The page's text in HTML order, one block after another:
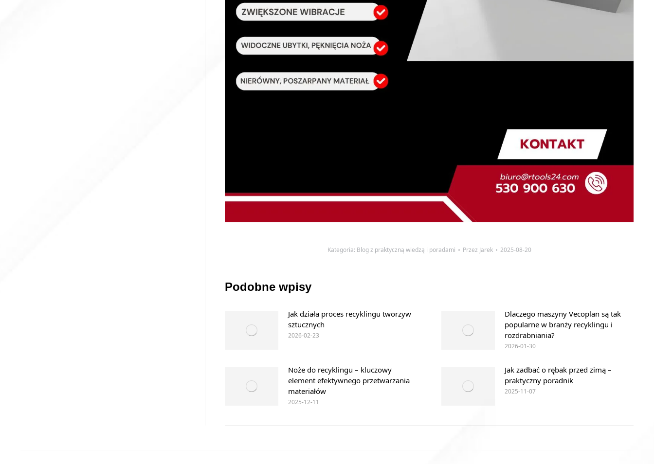
Kategoria: Blog z praktyczną wiedzą i poradami Przez Jarek 2025-08-20
Podobne wpisy
Jak działa proces recyklingu tworzyw
sztucznych
2026-02-23
Dlaczego maszyny Vecoplan są tak
popularne w branży recyklingu i
rozdrabniania?
2026-01-30
Noże do recyklingu – kluczowy
element efektywnego przetwarzania
materiałów
2025-12-11
Jak zadbać o rębak przed zimą –
praktyczny poradnik
2025-11-07